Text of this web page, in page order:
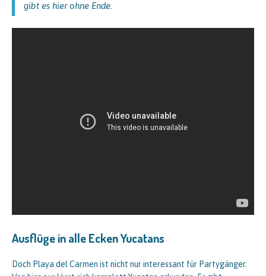
gibt es hier ohne Ende.
Ausflüge in alle Ecken Yucatans
Doch Playa del Carmen ist nicht nur interessant für Partygänger.